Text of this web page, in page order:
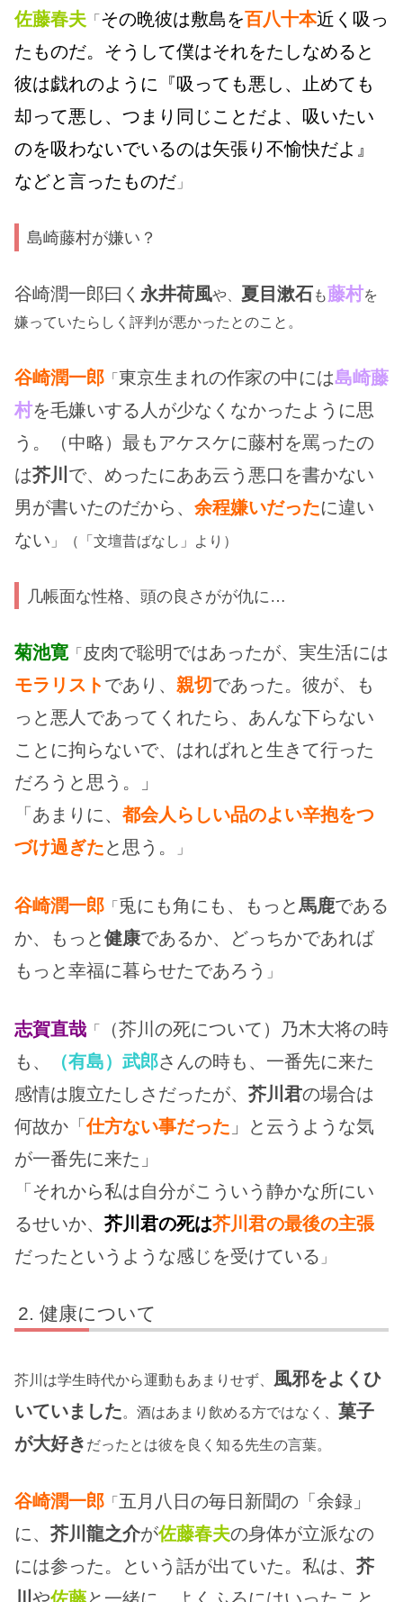
佐藤春夫 「 その晩彼は敷島を百八十本近く吸っ
たものだ。そうして僕はそれをたしなめると
彼は戯れのように『吸っても悪し、止めても
却って悪し、つまり同じことだよ、吸いたい
のを吸わないでいるのは矢張り不愉快だよ』
などと言ったものだ 」
島崎藤村が嫌い？
谷崎潤一郎曰く 永井荷風や、 夏目漱石も藤村を
嫌っていたらしく評判が悪かったとのこと。
谷崎潤一郎 「 東京生まれの作家の中には島崎藤
村を毛嫌いする人が少なくなかったように思
う。（中略）最もアケスケに藤村を罵ったの
は芥川 で、めったにああ云う悪口を書かない
男が書いたのだから、 余程嫌いだったに違い
ない 」（「文壇昔ばなし」より）
几帳面な性格、頭の良さがが仇に…
菊池寛「 皮肉で聡明ではあったが、実生活には
モラリストであり、 親切であった。彼が、も
っと悪人であってくれたら、あんな下らない
ことに拘らないで、はればれと生きて行った
だろうと思う。」
「あまりに、 都会人らしい品のよい辛抱をつ
づけ過ぎたと思う。 」
谷崎潤一郎 「 兎にも角にも、もっと馬鹿である
か、もっと健康であるか、どっちかであれば
もっと幸福に暮らせたであろう
」
志賀直哉 「
（芥川の死について）乃木大将の時
も、
（有島）武郎さんの時も、一番先に来た
感情は腹立たしさだったが、 芥川君の場合は
何故か「仕方ない事だった 」と云うような気
が一番先に来た」
「それから私は自分がこういう静かな所にい
るせいか、 芥川君の死は芥川君の最後の主張
だったというような感じを受けている 」
健康について
芥川は学生時代から運動もあまりせず、
風邪をよくひ
いていました。酒はあまり飲める方ではなく、 菓子
が大好き だったとは彼を良く知る先生の言葉。
谷崎潤一郎 「 五月八日の毎日新聞の「余録」
に、 芥川龍之介が佐藤春夫の身体が立派なの
には参った。という話が出ていた。私は、 芥